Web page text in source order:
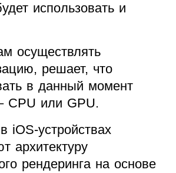
использовать и
осуществлять
решает, что
в данный момент
CPU или GPU.
iOS-устройствах
архитектуру
рендеринга на основе